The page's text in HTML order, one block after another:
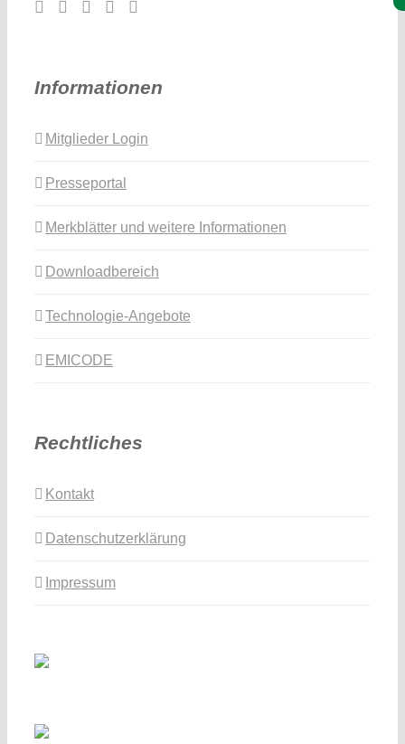
Informationen
Mitglieder Login
Presseportal
Merkblätter und weitere Informationen
Downloadbereich
Technologie-Angebote
EMICODE
Rechtliches
Kontakt
Datenschutzerklärung
Impressum